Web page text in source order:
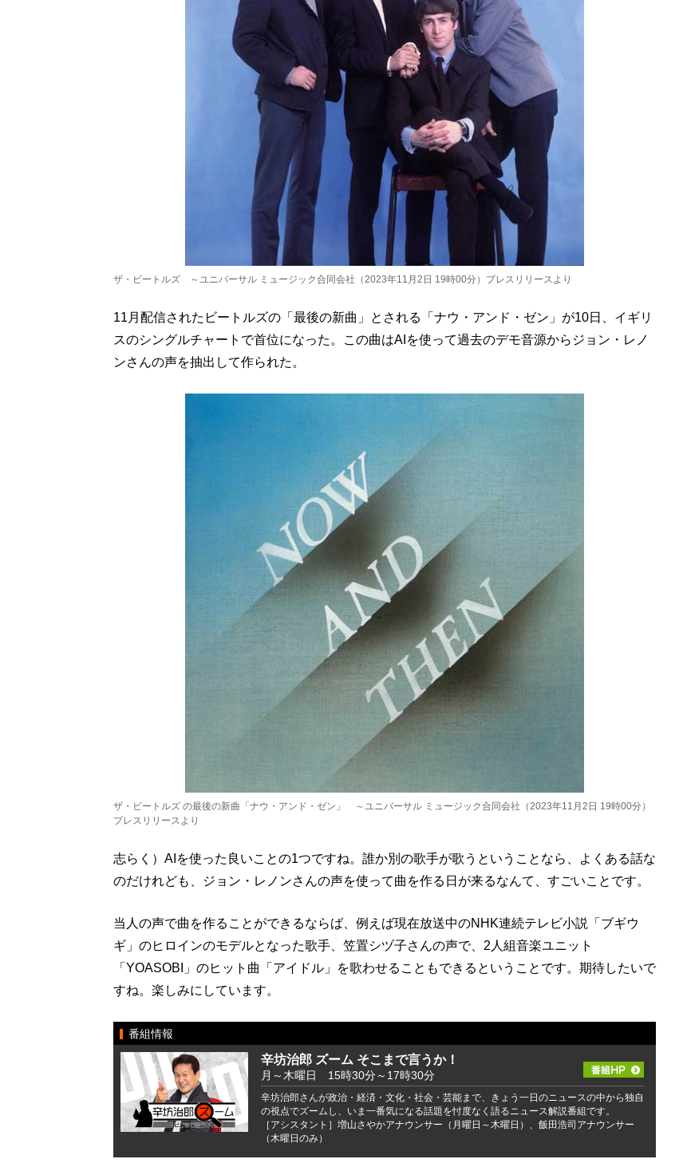
ザ・ビートルズ ～ユニバーサル ミュージック合同会社（2023年11月2日 19時00分）プレスリリースより
11月配信されたビートルズの「最後の新曲」とされる「ナウ・アンド・ゼン」が10日、イギリ
スのシングルチャートで首位になった。この曲はAIを使って過去のデモ音源からジョン・レノ
ンさんの声を抽出して作られた。
ザ・ビートルズ の最後の新曲「ナウ・アンド・ゼン」 ～ユニバーサル ミュージック合同会社（2023年11月2日 19時00分）
プレスリリースより
志らく）AIを使った良いことの1つですね。誰か別の歌手が歌うということなら、よくある話な
のだけれども、ジョン・レノンさんの声を使って曲を作る日が来るなんて、すごいことです。
当人の声で曲を作ることができるならば、例えば現在放送中のNHK連続テレビ小説「ブギウ
ギ」のヒロインのモデルとなった歌手、笠置シヅ子さんの声で、2人組音楽ユニット
「YOASOBI」のヒット曲「アイドル」を歌わせることもできるということです。期待したいで
すね。楽しみにしています。
番組情報
辛坊治郎 ズーム そこまで言うか！
月～木曜日 15時30分～17時30分
辛坊治郎さんが政治・経済・文化・社会・芸能まで、きょう一日のニュースの中から独自
の視点でズームし、いま一番気になる話題を忖度なく語るニュース解説番組です。
［アシスタント］増山さやかアナウンサー（月曜日～木曜日）、飯田浩司アナウンサー
（木曜日のみ）